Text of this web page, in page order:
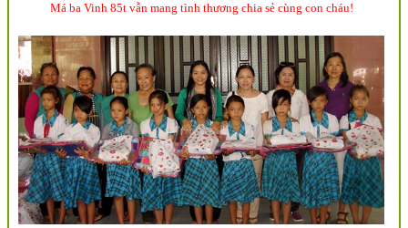
Má ba Vinh 85t vẫn mang tình thương chia sẻ cùng con cháu!